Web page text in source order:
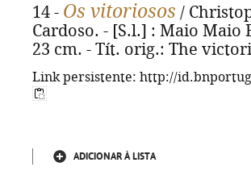
14 - Os vitoriosos /
Cardoso. - [S.l.] : Maio Maio
23 cm. - Tít. orig.: The
Link persistente: http://
ADICIONAR À LISTA